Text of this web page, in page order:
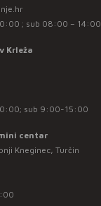
; sub 08:00 – 14:00
Krleža
sub 9:00-15:00
centar
Kneginec, Turčin